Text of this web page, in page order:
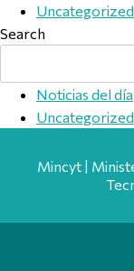
Uncategorized
Search
Noticias del día
Uncategorized
Mincyt |